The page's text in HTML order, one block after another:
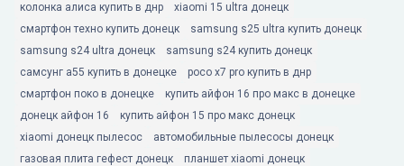
колонка алиса купить в днр
xiaomi 15 ultra донецк
смартфон техно купить донецк
samsung s25 ultra купить донецк
samsung s24 ultra донецк
samsung s24 купить донецк
самсунг а55 купить в донецке
poco x7 pro купить в днр
смартфон поко в донецке
купить айфон 16 про макс в донецке
донецк айфон 16
купить айфон 15 про макс донецк
xiaomi донецк пылесос
автомобильные пылесосы донецк
газовая плита гефест донецк
планшет xiaomi донецк